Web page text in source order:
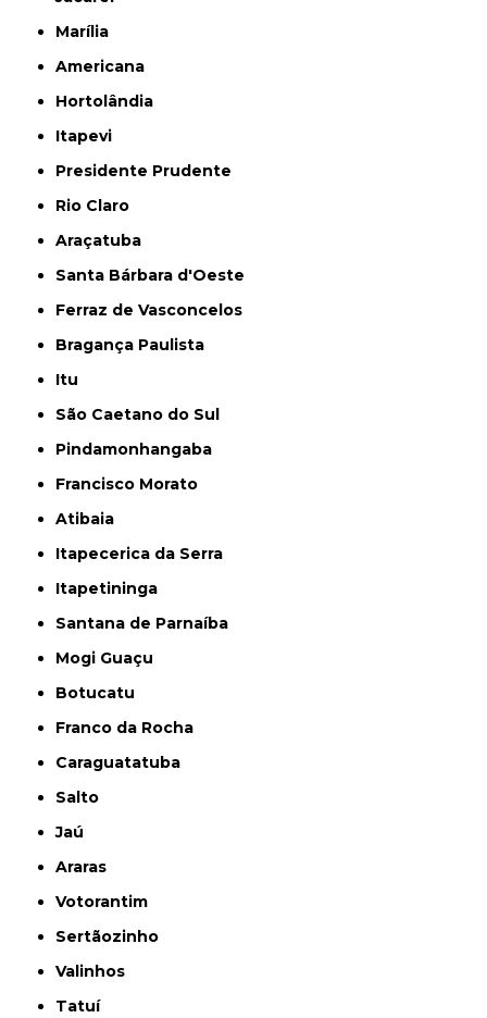
Marília
Americana
Hortolândia
Itapevi
Presidente Prudente
Rio Claro
Araçatuba
Santa Bárbara d'Oeste
Ferraz de Vasconcelos
Bragança Paulista
Itu
São Caetano do Sul
Pindamonhangaba
Francisco Morato
Atibaia
Itapecerica da Serra
Itapetininga
Santana de Parnaíba
Mogi Guaçu
Botucatu
Franco da Rocha
Caraguatatuba
Salto
Jaú
Araras
Votorantim
Sertãozinho
Valinhos
Tatuí